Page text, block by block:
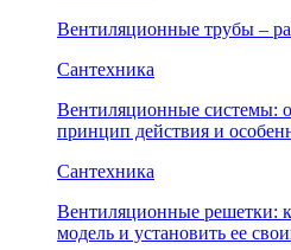
Вентиляционные трубы –
Сантехника
Вентиляционные системы:
принцип действия и
Сантехника
Вентиляционные решетки:
модель и установить ее